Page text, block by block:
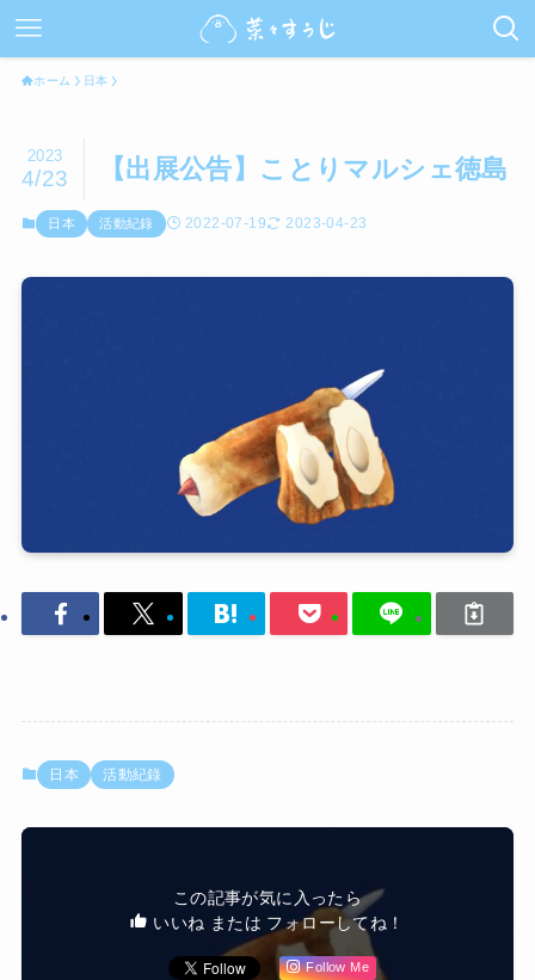
ホーム 日本
【出展公告】ことりマルシェ徳島
2023
4/23
日本 活動紀錄 2022-07-19 2023-04-23
日本 活動紀錄
この記事が気に入ったら
いいね または フォローしてね！
Follow Me